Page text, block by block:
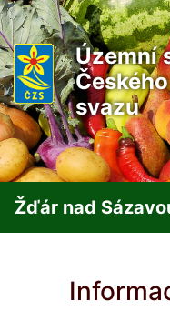
Územní
svazu
Žďár nad